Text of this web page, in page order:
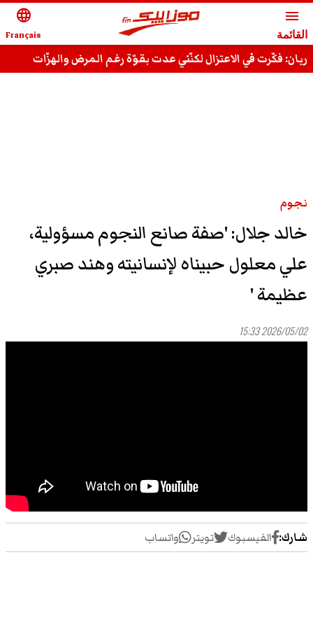
menu
القائمة
language
Français
ريان: فكّرت في الاعتزال لكنّني عدت بقوّة رغم المرض والهزّات
نجوم
خالد جلال: 'صفة صانع النجوم مسؤولية،
علي معلول حبيناه لإنسانيته وهند صبري
عظيمة '
2026/05/02 15:33
شارك: الفيسبوك تويتر واتساب